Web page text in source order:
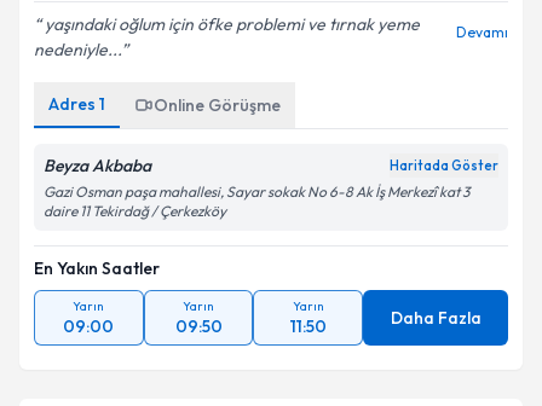
Kişisel verilerimin işlenmesine ilişkinAydınlatma
Metni
Takvim Talebini Gönder
yaşındaki oğlum için öfke problemi ve tırnak yeme
nedeniyle...
Devamı
Adres 1 Online Görüşme
Beyza Akbaba Haritada Göster
Gazi Osman paşa mahallesi, Sayar sokak No 6-8 Ak İş Merkezî kat 3
daire 11 Tekirdağ / Çerkezköy
En Yakın Saatler
Yarın
09:00
Yarın
09:50
Yarın
11:50 Daha Fazla